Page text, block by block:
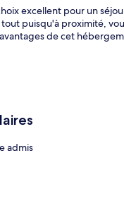
excellent pour un
puisqu'à proximité,
de cet
admis